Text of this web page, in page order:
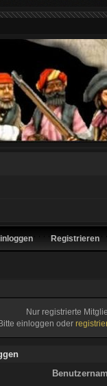
Registrieren
Nur registrierte
Bitte einloggen oder